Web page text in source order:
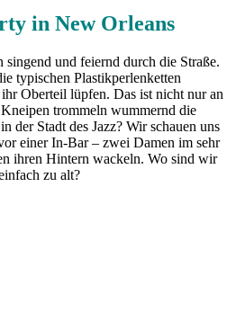
in New Orleans
und feiernd durch die Straße.
typischen Plastikperlenketten
Oberteil lüpfen. Das ist nicht nur an
trommeln wummernd die
der Stadt des Jazz? Wir schauen uns
einer In-Bar – zwei Damen im sehr
ihren Hintern wackeln. Wo sind wir
zu alt?